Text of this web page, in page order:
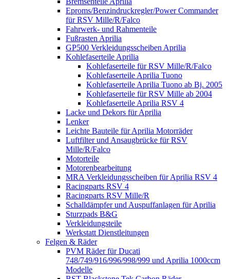
Eproms/Benzindruckregler/Power Commander
für RSV Mille/R/Falco
Fahrwerk- und Rahmenteile
Fußrasten Aprilia
GP500 Verkleidungsscheiben Aprilia
Kohlefaserteile Aprilia
Kohlefaserteile für RSV Mille/R/Falco
Kohlefaserteile Aprilia Tuono
Kohlefaserteile Aprilia Tuono ab Bj. 2005
Kohlefaserteile für RSV Mille ab 2004
Kohlefaserteile Aprilia RSV 4
Lacke und Dekors für Aprilia
Lenker
Leichte Bauteile für Aprilia Motorräder
Luftfilter und Ansaugbrücke für RSV
Mille/R/Falco
Motorteile
Motorenbearbeitung
MRA Verkleidungsscheiben für Aprilia RSV 4
Racingparts RSV 4
Racingparts RSV Mille/R
Schalldämpfer und Auspuffanlagen für Aprilia
Sturzpads B&G
Verkleidungsteile
Werkstatt Dienstleitungen
Felgen & Räder
PVM Räder für Ducati
748/749/916/996/998/999 und Aprilia 1000ccm
Modelle